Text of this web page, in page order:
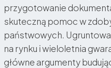
przygotowanie
skuteczną pomoc w
państwowych.
na rynku i wieloletnia
główne argumenty